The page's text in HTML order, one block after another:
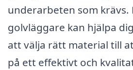
underarbeten som krävs.
golvläggare kan hjälpa
att välja rätt material till
på ett effektivt och